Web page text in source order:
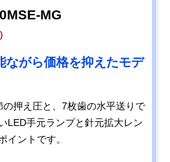
MG
ながら価格を抑えたモデ
押え圧と、7枚歯の水平送りで
LED手元ランプと針元拡大レン
イントです。